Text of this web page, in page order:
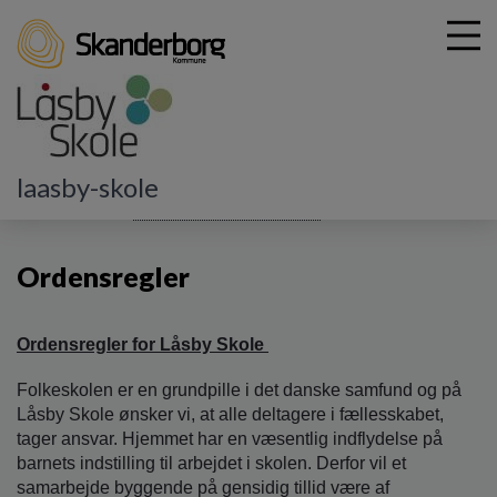
laasby-skole
Vores skole
Ordensregler
Ordensregler for Låsby Skole
Folkeskolen er en grundpille i det danske samfund og på
Låsby Skole ønsker vi, at alle deltagere i fællesskabet,
tager ansvar. Hjemmet har en væsentlig indflydelse på
barnets indstilling til arbejdet i skolen. Derfor vil et
samarbejde byggende på gensidig tillid være af